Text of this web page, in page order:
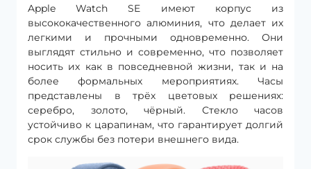
Apple Watch SE имеют корпус из
высококачественного алюминия, что делает их
легкими и прочными одновременно. Они
выглядят стильно и современно, что позволяет
носить их как в повседневной жизни, так и на
более формальных мероприятиях. Часы
представлены в трёх цветовых решениях:
серебро, золото, чёрный. Стекло часов
устойчиво к царапинам, что гарантирует долгий
срок службы без потери внешнего вида.